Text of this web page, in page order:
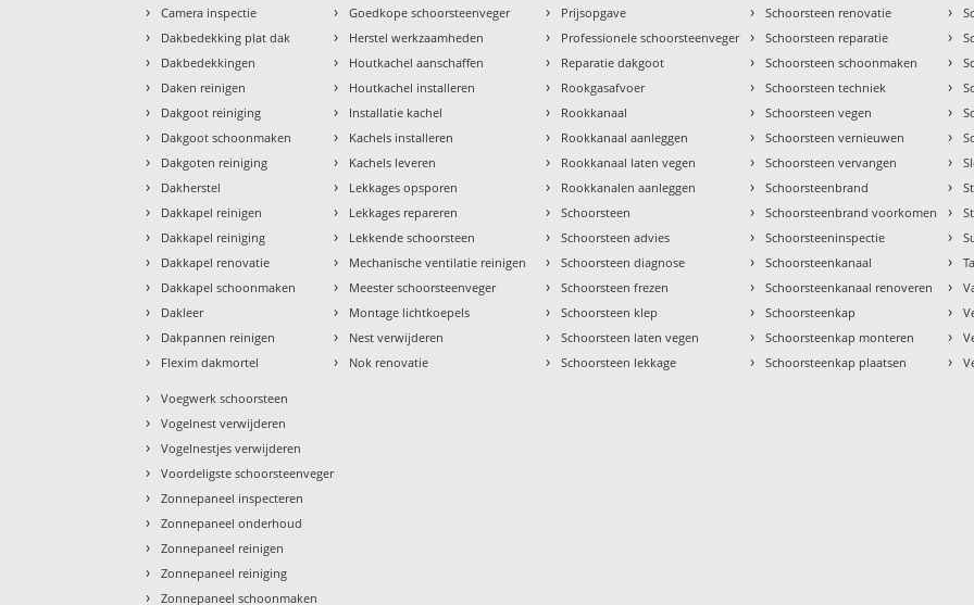
› Camera inspectie
› Dakbedekking plat dak
› Dakbedekkingen
› Daken reinigen
› Dakgoot reiniging
› Dakgoot schoonmaken
› Dakgoten reiniging
› Dakherstel
› Dakkapel reinigen
› Dakkapel reiniging
› Dakkapel renovatie
› Dakkapel schoonmaken
› Dakleer
› Dakpannen reinigen
› Flexim dakmortel
› Goedkope schoorsteenveger
› Herstel werkzaamheden
› Houtkachel aanschaffen
› Houtkachel installeren
› Installatie kachel
› Kachels installeren
› Kachels leveren
› Lekkages opsporen
› Lekkages repareren
› Lekkende schoorsteen
› Mechanische ventilatie reinigen
› Meester schoorsteenveger
› Montage lichtkoepels
› Nest verwijderen
› Nok renovatie
› Prijsopgave
› Professionele schoorsteenveger
› Reparatie dakgoot
› Rookgasafvoer
› Rookkanaal
› Rookkanaal aanleggen
› Rookkanaal laten vegen
› Rookkanalen aanleggen
› Schoorsteen
› Schoorsteen advies
› Schoorsteen diagnose
› Schoorsteen frezen
› Schoorsteen klep
› Schoorsteen laten vegen
› Schoorsteen lekkage
› Schoorsteen renovatie
› Schoorsteen reparatie
› Schoorsteen schoonmaken
› Schoorsteen techniek
› Schoorsteen vegen
› Schoorsteen vernieuwen
› Schoorsteen vervangen
› Schoorsteenbrand
› Schoorsteenbrand voorkomen
› Schoorsteeninspectie
› Schoorsteenkanaal
› Schoorsteenkanaal renoveren
› Schoorsteenkap
› Schoorsteenkap monteren
› Schoorsteenkap plaatsen
›
›
›
›
›
›
›
›
›
›
›
›
›
›
›
› Voegwerk schoorsteen
› Vogelnest verwijderen
› Vogelnestjes verwijderen
› Voordeligste schoorsteenveger
› Zonnepaneel inspecteren
› Zonnepaneel onderhoud
› Zonnepaneel reinigen
› Zonnepaneel reiniging
› Zonnepaneel schoonmaken